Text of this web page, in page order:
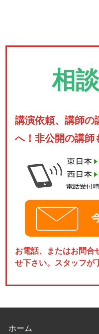
相
講演依頼、講師の
へ！非公開の講師
お電話、またはお問合
せ下さい。スタッフが
ホーム